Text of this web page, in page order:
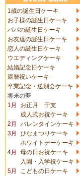
1歳の誕生日ケーキ
お子様の誕生日ケーキ
パパの誕生日ケーキ
お友達の誕生日ケーキ
恋人の誕生日ケーキ
ウエディングケーキ
結婚記念日ケーキ
還暦祝いケーキ
卒業記念・送別会ケーキ
将来の夢
1月
お正月 干支
成人式お祝ケーキ
2月
バレンタインケーキ
3月
ひなまつりケーキ
ホワイトデーケーキ
4月
母の日お祝ケーキ
入園・入学祝ケーキ
5月
こどもの日ケーキ